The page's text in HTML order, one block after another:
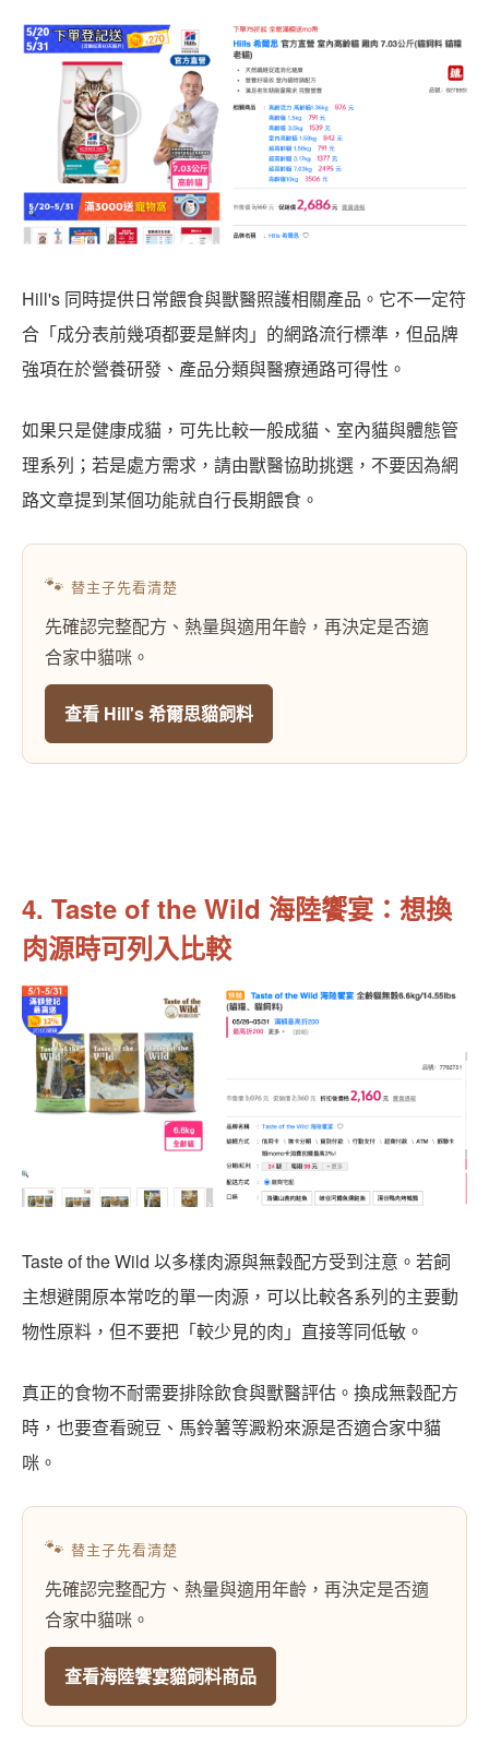
Hill's 同時提供日常餵食與獸醫照護相關產品。它不一定符
合「成分表前幾項都要是鮮肉」的網路流行標準，但品牌
強項在於營養研發、產品分類與醫療通路可得性。
如果只是健康成貓，可先比較一般成貓、室內貓與體態管
理系列；若是處方需求，請由獸醫協助挑選，不要因為網
路文章提到某個功能就自行長期餵食。
🐾 替主子先看清楚
先確認完整配方、熱量與適用年齡，再決定是否適
合家中貓咪。
查看 Hill's 希爾思貓飼料
4. Taste of the Wild 海陸饗宴：想換
肉源時可列入比較
Taste of the Wild 以多樣肉源與無穀配方受到注意。若飼
主想避開原本常吃的單一肉源，可以比較各系列的主要動
物性原料，但不要把「較少見的肉」直接等同低敏。
真正的食物不耐需要排除飲食與獸醫評估。換成無穀配方
時，也要查看豌豆、馬鈴薯等澱粉來源是否適合家中貓
咪。
🐾 替主子先看清楚
先確認完整配方、熱量與適用年齡，再決定是否適
合家中貓咪。
查看海陸饗宴貓飼料商品